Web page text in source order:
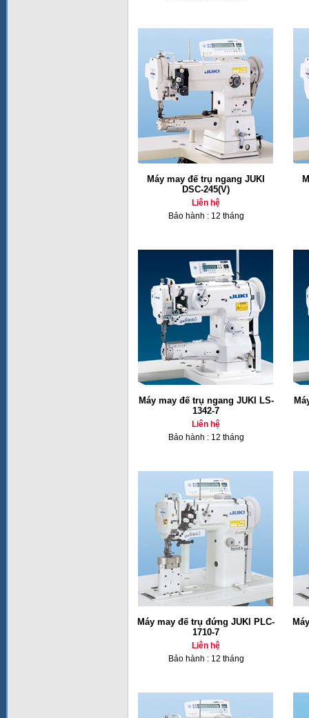
Máy may đế trụ ngang JUKI
DSC-245(V)
Liên hệ
Bảo hành : 12 tháng
Máy may đế trụ ngang JUKI LS-
1342-7
Liên hệ
Bảo hành : 12 tháng
Máy may đế trụ đứng JUKI PLC-
1710-7
Liên hệ
Bảo hành : 12 tháng